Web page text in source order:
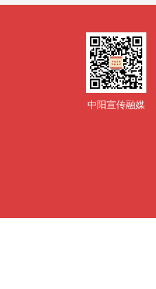
中阳宣传融媒